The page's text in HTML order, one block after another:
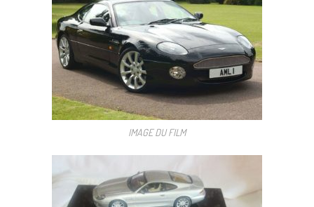
IMAGE DU FILM